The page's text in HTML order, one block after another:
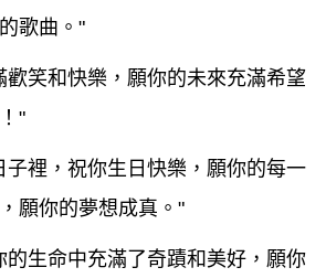
歌曲。"
歡笑和快樂，願你的未來充滿希望
"
子裡，祝你生日快樂，願你的每一
願你的夢想成真。"
的生命中充滿了奇蹟和美好，願你